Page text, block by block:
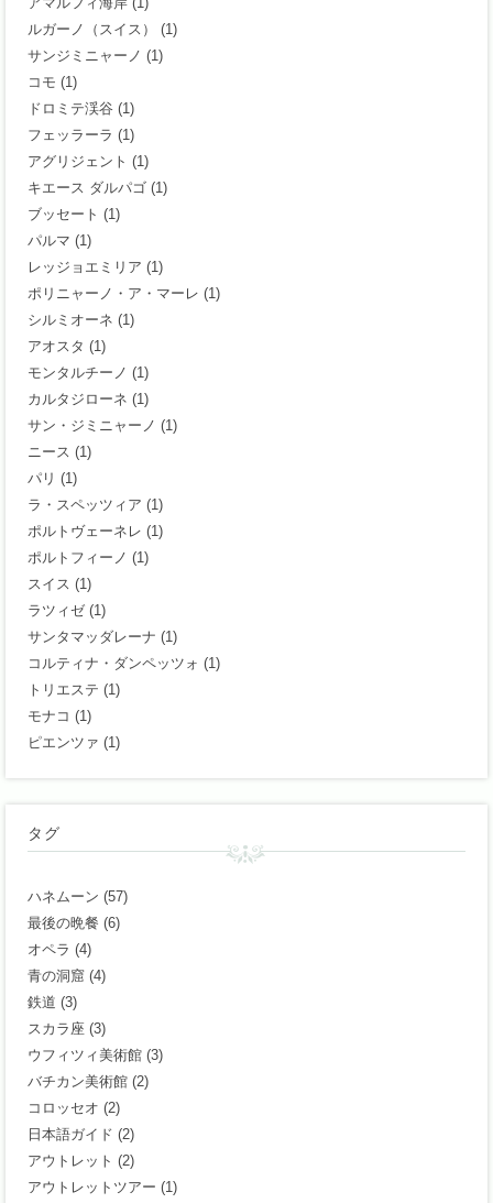
ルガーノ（スイス）
(1)
サンジミニャーノ (1)
コモ (1)
ドロミテ渓谷 (1)
フェッラーラ (1)
アグリジェント (1)
キエース ダルパゴ (1)
ブッセート (1)
パルマ (1)
レッジョエミリア (1)
ポリニャーノ・ア・マーレ (1)
シルミオーネ (1)
アオスタ (1)
モンタルチーノ (1)
カルタジローネ (1)
サン・ジミニャーノ (1)
ニース (1)
パリ (1)
ラ・スペッツィア (1)
ポルトヴェーネレ (1)
ポルトフィーノ (1)
スイス (1)
ラツィゼ (1)
サンタマッダレーナ (1)
コルティナ・ダンペッツォ (1)
トリエステ (1)
モナコ (1)
ピエンツァ (1)
タグ
ハネムーン (57)
最後の晩餐 (6)
オペラ (4)
青の洞窟 (4)
鉄道 (3)
スカラ座 (3)
ウフィツィ美術館 (3)
バチカン美術館 (2)
コロッセオ (2)
日本語ガイド (2)
アウトレット (2)
アウトレットツアー (1)